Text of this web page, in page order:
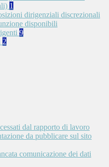
1
dirigenziali discrezionali
disponibili
9
2
dal rapporto di lavoro
da pubblicare sul sito
comunicazione dei dati